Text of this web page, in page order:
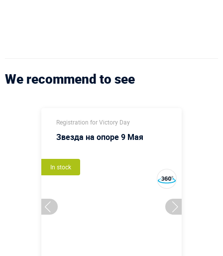
We recommend to see
Registration for Victory Day
Звезда на опоре 9 Мая
In stock